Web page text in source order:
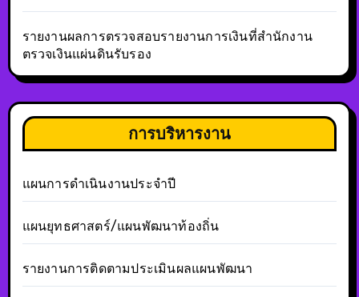
รายงานผลการตรวจสอบรายงานการเงินที่สำนักงาน
ตรวจเงินแผ่นดินรับรอง
การบริหารงาน
แผนการดำเนินงานประจำปี
แผนยุทธศาสตร์/แผนพัฒนาท้องถิ่น
รายงานการติดตามประเมินผลแผนพัฒนา